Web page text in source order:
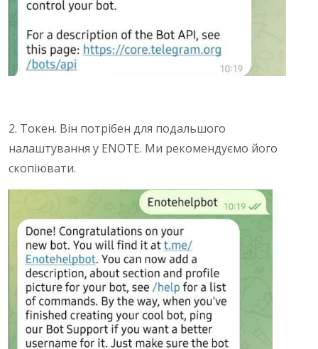
2. Токен. Він потрібен для подальшого
налаштування у ENOTE. Ми рекомендуємо його
скопіювати.